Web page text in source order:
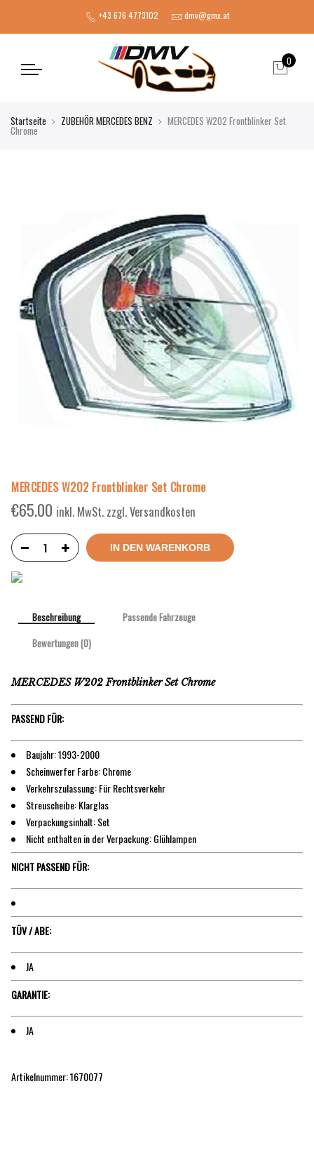
+43 676 4773102 dmv@gmx.at
0
Startseite ZUBEHÖR MERCEDES BENZ MERCEDES W202 Frontblinker Set
Chrome
MERCEDES W202 Frontblinker Set Chrome
€65.00 inkl. MwSt. zzgl. Versandkosten
IN DEN WARENKORB
Beschreibung
Passende Fahrzeuge
Bewertungen (0)
MERCEDES W202 Frontblinker Set Chrome
PASSEND FÜR:
Baujahr: 1993-2000
Scheinwerfer Farbe: Chrome
Verkehrszulassung: Für Rechtsverkehr
Streuscheibe: Klarglas
Verpackungsinhalt: Set
Nicht enthalten in der Verpackung: Glühlampen
NICHT PASSEND FÜR:
TÜV / ABE:
JA
GARANTIE:
JA
Artikelnummer: 1670077